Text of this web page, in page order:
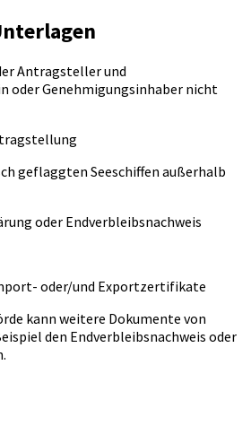
Antragsteller und
oder Genehmigungsinhaber nicht
geflaggten Seeschiffen außerhalb
oder Endverbleibsnachweis
oder/und Exportzertifikate
kann weitere Dokumente von
den Endverbleibsnachweis oder